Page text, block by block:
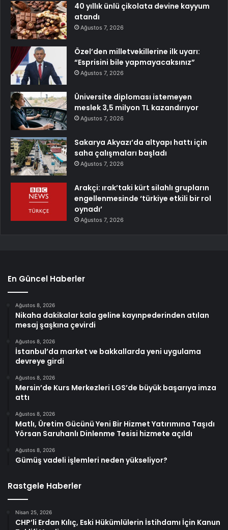
40 yıllık ünlü çikolata devine kayyum
atandı
Ağustos 7, 2026
Özel’den milletvekillerine ilk uyarı:
“Esprisini bile yapmayacaksınız”
Ağustos 7, 2026
Üniversite diploması istemeyen
meslek 3,5 milyon TL kazandırıyor
Ağustos 7, 2026
Sakarya Akyazı’da altyapı hattı için
saha çalışmaları başladı
Ağustos 7, 2026
Arakçi: ırak’taki kürt silahlı grupların
engellenmesinde ‘türkiye etkili bir rol
oynadı’
Ağustos 7, 2026
En Güncel Haberler
Ağustos 8, 2026
Nikaha dakikalar kala geline kayınpederinden atılan
mesaj şaşkına çevirdi
Ağustos 8, 2026
İstanbul’da market ve bakkallarda yeni uygulama
devreye girdi
Ağustos 8, 2026
Mersin’de Kurs Merkezleri LGS’de büyük başarıya imza
attı
Ağustos 8, 2026
Matlı, Üretim Gücünü Yeni Bir Hizmet Yatırımına Taşıdı
Yörsan Saruhanlı Dinlenme Tesisi hizmete açıldı
Ağustos 8, 2026
Gümüş vadeli işlemleri neden yükseliyor?
Rastgele Haberler
Nisan 25, 2026
CHP’li Erdan Kılıç, Eski Hükümlülerin İstihdamı İçin Kanun